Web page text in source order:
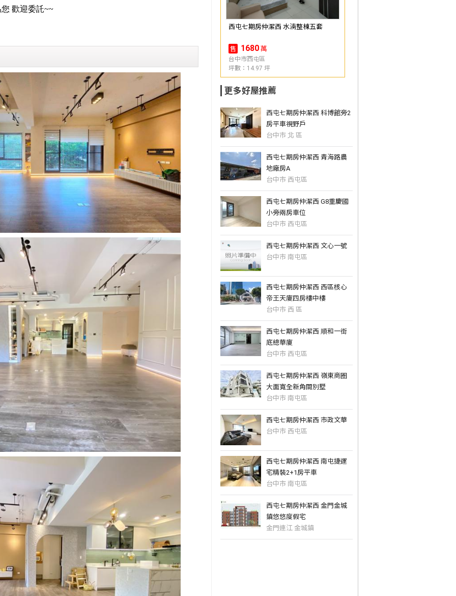
西屯七期房仲潔西 水湳整棟五套
售 1680 萬
台中市西屯區
坪數：14.97 坪
更多好屋推薦
西屯七期房仲潔西 科博館旁2
房平車視野戶
台中市 北 區
西屯七期房仲潔西 青海路農
地廠房A
台中市 西屯區
西屯七期房仲潔西 G8重慶國
小旁兩房車位
台中市 西屯區
西屯七期房仲潔西 文心一號
台中市 南屯區
西屯七期房仲潔西 西區核心
帝王天廈四房樓中樓
台中市 西 區
西屯七期房仲潔西 順和一街
底總華廈
台中市 西屯區
西屯七期房仲潔西 嶺東商圈
大面寬全新角間別墅
台中市 南屯區
西屯七期房仲潔西 市政文華
台中市 西屯區
西屯七期房仲潔西 南屯捷運
宅精裝2+1房平車
台中市 南屯區
西屯七期房仲潔西 金門金城
鎮悠悠度假宅
金門連江 金城鎮